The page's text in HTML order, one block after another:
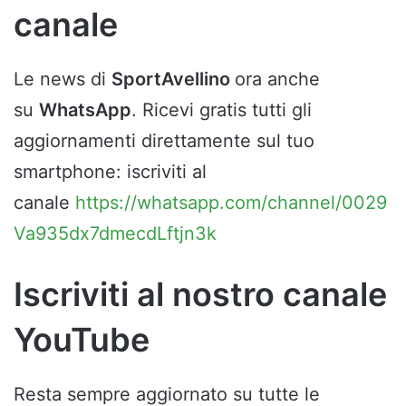
canale
Le news di SportAvellino ora anche
su WhatsApp. Ricevi gratis tutti gli
aggiornamenti direttamente sul tuo
smartphone: iscriviti al
canale https://whatsapp.com/channel/0029
Va935dx7dmecdLftjn3k
Iscriviti al nostro canale
YouTube
Resta sempre aggiornato su tutte le